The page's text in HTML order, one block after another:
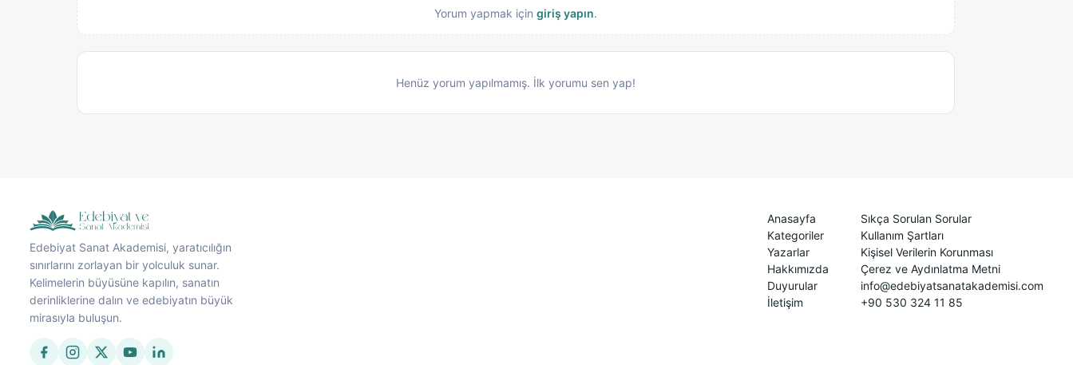
Yorum yapmak için giriş yapın.
Henüz yorum yapılmamış. İlk yorumu sen yap!
Edebiyat Sanat Akademisi, yaratıcılığın
sınırlarını zorlayan bir yolculuk sunar.
Kelimelerin büyüsüne kapılın, sanatın
derinliklerine dalın ve edebiyatın büyük
mirasıyla buluşun.
Anasayfa
Kategoriler
Yazarlar
Hakkımızda
Duyurular
İletişim
Sıkça Sorulan Sorular
Kullanım Şartları
Kişisel Verilerin Korunması
Çerez ve Aydınlatma Metni
info@edebiyatsanatakademisi.com
+90 530 324 11 85